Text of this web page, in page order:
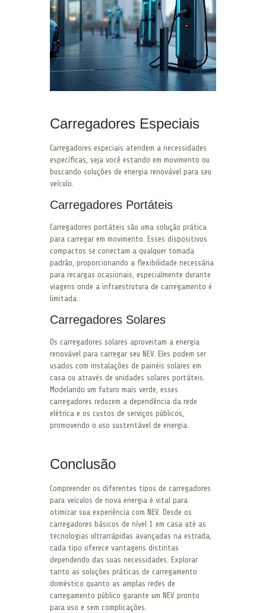
Carregadores Especiais
Carregadores especiais atendem a necessidades
específicas, seja você estando em movimento ou
buscando soluções de energia renovável para seu
veículo.
Carregadores Portáteis
Carregadores portáteis são uma solução prática
para carregar em movimento. Esses dispositivos
compactos se conectam a qualquer tomada
padrão, proporcionando a flexibilidade necessária
para recargas ocasionais, especialmente durante
viagens onde a infraestrutura de carregamento é
limitada.
Carregadores Solares
Os carregadores solares aproveitam a energia
renovável para carregar seu NEV. Eles podem ser
usados com instalações de painéis solares em
casa ou através de unidades solares portáteis.
Modelando um futuro mais verde, esses
carregadores reduzem a dependência da rede
elétrica e os custos de serviços públicos,
promovendo o uso sustentável de energia.
Conclusão
Compreender os diferentes tipos de carregadores
para veículos de nova energia é vital para
otimizar sua experiência com NEV. Desde os
carregadores básicos de nível 1 em casa até as
tecnologias ultrarrápidas avançadas na estrada,
cada tipo oferece vantagens distintas
dependendo das suas necessidades. Explorar
tanto as soluções práticas de carregamento
doméstico quanto as amplas redes de
carregamento público garante um NEV pronto
para uso e sem complicações.